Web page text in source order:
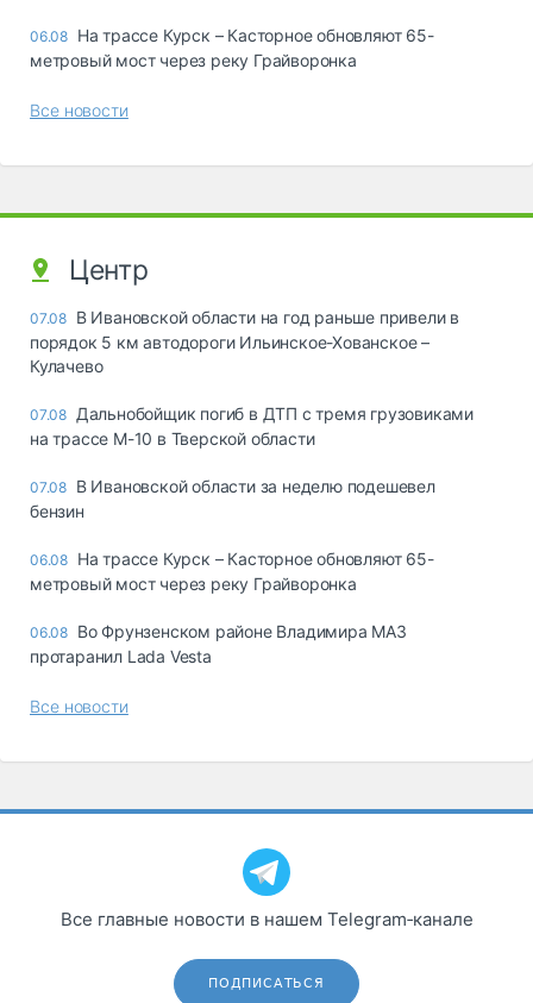
06.08 На трассе Курск – Касторное обновляют 65-
метровый мост через реку Грайворонка
Все новости
Центр
07.08 В Ивановской области на год раньше привели в
порядок 5 км автодороги Ильинское-Хованское –
Кулачево
07.08 Дальнобойщик погиб в ДТП с тремя грузовиками
на трассе М-10 в Тверской области
07.08 В Ивановской области за неделю подешевел
бензин
06.08 На трассе Курск – Касторное обновляют 65-
метровый мост через реку Грайворонка
06.08 Во Фрунзенском районе Владимира МАЗ
протаранил Lada Vesta
Все новости
Все главные новости в нашем Telegram‑канале
ПОДПИСАТЬСЯ